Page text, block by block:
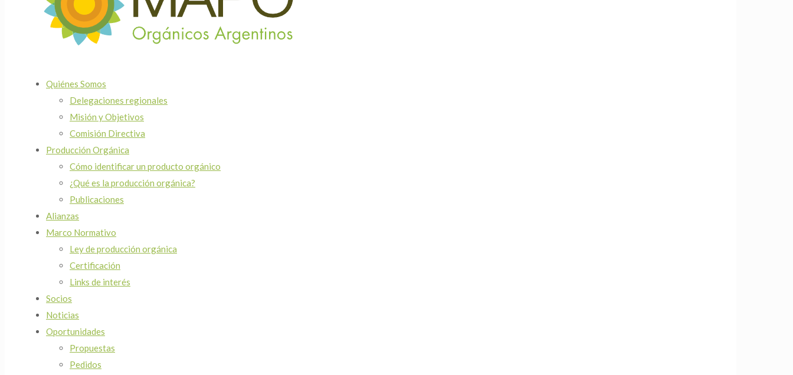
Quiénes Somos
Delegaciones regionales
Misión y Objetivos
Comisión Directiva
Producción Orgánica
Cómo identificar un producto orgánico
¿Qué es la producción orgánica?
Publicaciones
Alianzas
Marco Normativo
Ley de producción orgánica
Certificación
Links de interés
Socios
Noticias
Oportunidades
Propuestas
Pedidos